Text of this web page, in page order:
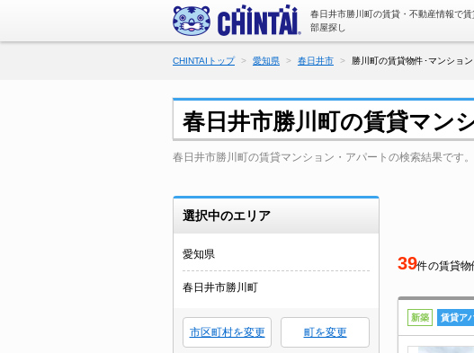
春日井市勝川町の賃貸・不動産情報で
部屋探し
CHINTAIトップ 愛知県 春日井市 勝川町の賃貸物件･マンショ
春日井市勝川町の賃貸マン
春日井市勝川町の賃貸マンション・アパートの検索結果です
選択中のエリア
愛知県
春日井市勝川町
市区町村を変更 町を変更
39件の賃貸物
新築 賃貸ア